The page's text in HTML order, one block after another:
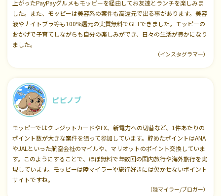
上がったPayPayグルメもモッピーを経由してお友達とランチを楽しみま
した。また、モッピーは美容系の案件も高還元で出る事があります。美容
液やナイトブラ等も100%還元の実質無料でGETできました。モッピーの
おかげで子育てしながらも自分の楽しみができ、日々の生活が豊かになり
ました。
（インスタグラマー）
ピピノブ
モッピーではクレジットカードやFX、新電力への切替など、1件あたりの
ポイント数が大きな案件を狙って参加しています。貯めたポイントはANA
やJALといった航空会社のマイルや、マリオットのポイント交換していま
す。このようにすることで、ほぼ無料で年数回の国内旅行や海外旅行を実
現しています。モッピーは陸マイラーや旅行好きには欠かせないポイント
サイトですね。
（陸マイラー/ブロガー）